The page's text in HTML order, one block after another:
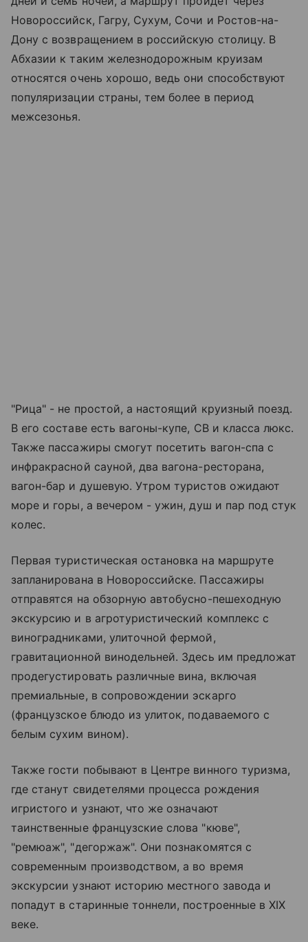
Новороссийск, Гагру, Сухум, Сочи и Ростов-на-
Дону с возвращением в российскую столицу. В
Абхазии к таким железнодорожным круизам
относятся очень хорошо, ведь они способствуют
популяризации страны, тем более в период
межсезонья.
"Рица" - не простой, а настоящий круизный поезд.
В его составе есть вагоны-купе, СВ и класса люкс.
Также пассажиры смогут посетить вагон-спа с
инфракрасной сауной, два вагона-ресторана,
вагон-бар и душевую. Утром туристов ожидают
море и горы, а вечером - ужин, душ и пар под стук
колес.
Первая туристическая остановка на маршруте
запланирована в Новороссийске. Пассажиры
отправятся на обзорную автобусно-пешеходную
экскурсию и в агротуристический комплекс с
виноградниками, улиточной фермой,
гравитационной винодельней. Здесь им предложат
продегустировать различные вина, включая
премиальные, в сопровождении эскарго
(французское блюдо из улиток, подаваемого с
белым сухим вином).
Также гости побывают в Центре винного туризма,
где станут свидетелями процесса рождения
игристого и узнают, что же означают
таинственные французские слова "кюве",
"ремюаж", "дегоржаж". Они познакомятся с
современным производством, а во время
экскурсии узнают историю местного завода и
попадут в старинные тоннели, построенные в XIX
веке.